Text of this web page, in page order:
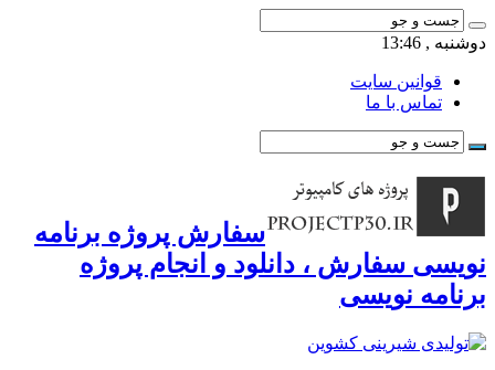
دوشنبه , 13:46
قوانین سایت
تماس با ما
سفارش پروژه برنامه
نویسی سفارش ، دانلود و انجام پروژه
برنامه نویسی